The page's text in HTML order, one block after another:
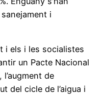
i
i els i les socialistes
un Pacte Nacional
de
del cicle de l’aigua i